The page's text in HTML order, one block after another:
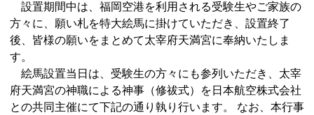
設置期間中は、福岡空港を利用される受験生やご家族の
方々に、願い札を特大絵馬に掛けていただき、設置終了
後、皆様の願いをまとめて太宰府天満宮に奉納いたしま
す。
絵馬設置当日は、受験生の方々にも参列いただき、太宰
府天満宮の神職による神事（修祓式）を日本航空株式会社
との共同主催にて下記の通り執り行います。 なお、本行事